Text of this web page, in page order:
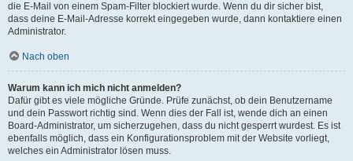
die E-Mail von einem Spam-Filter blockiert wurde. Wenn du dir sicher bist,
dass deine E-Mail-Adresse korrekt eingegeben wurde, dann kontaktiere einen
Administrator.
Nach oben
Warum kann ich mich nicht anmelden?
Dafür gibt es viele mögliche Gründe. Prüfe zunächst, ob dein Benutzername
und dein Passwort richtig sind. Wenn dies der Fall ist, wende dich an einen
Board-Administrator, um sicherzugehen, dass du nicht gesperrt wurdest. Es ist
ebenfalls möglich, dass ein Konfigurationsproblem mit der Website vorliegt,
welches ein Administrator lösen muss.